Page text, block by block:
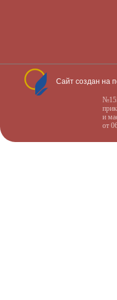
Сайт создан на
и
от